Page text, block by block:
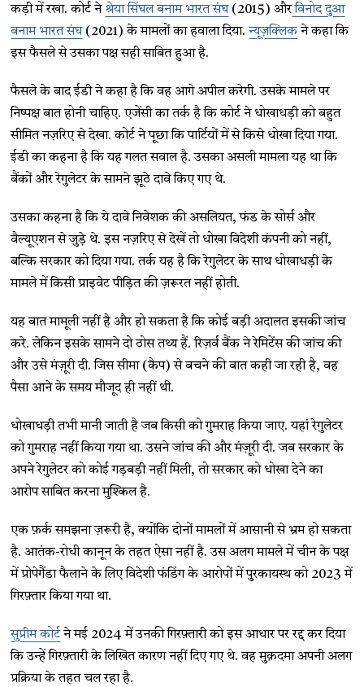
कड़ी में रखा. कोर्ट ने श्रेया सिंघल बनाम भारत संघ(2015) औरविनोद दुआ
बनाम भारत संघ(2021) के मामलों का हवाला दिया.न्यूज़क्लिक ने कहा कि
इस फैसले से उसका पक्ष सही साबित हुआ है.
फैसले के बाद ईडी ने कहा है कि वह आगे अपील करेगी. उसके मामले पर
निष्पक्ष बात होनी चाहिए. एजेंसी का तर्क है कि कोर्ट ने धोखाधड़ी को बहुत
सीमित नज़रिए से देखा. कोर्ट ने पूछा कि पार्टियों में से किसे धोखा दिया गया.
ईडी का कहना है कि यह गलत सवाल है. उसका असली मामला यह था कि
बैंकों और रेगुलेटर के सामने झूठे दावे किए गए थे.
उसका कहना है कि ये दावे निवेशक की असलियत, फंड के सोर्स और
वैल्यूएशन से जुड़े थे. इस नज़रिए से देखें तो धोखा विदेशी कंपनी को नहीं,
बल्कि सरकार को दिया गया. तर्क यह है कि रेगुलेटर के साथ धोखाधड़ी के
मामले में किसी प्राइवेट पीड़ित की ज़रूरत नहीं होती.
यह बात मामूली नहीं है और हो सकता है कि कोई बड़ी अदालत इसकी जांच
करे. लेकिन इसके सामने दो ठोस तथ्य हैं. रिज़र्व बैंक ने रेमिटेंस की जांच की
और उसे मंज़ूरी दी. जिस सीमा (कैप) से बचने की बात कही जा रही है, वह
पैसा आने के समय मौजूद ही नहीं थी.
धोखाधड़ी तभी मानी जाती है जब किसी को गुमराह किया जाए. यहां रेगुलेटर
को गुमराह नहीं किया गया था. उसने जांच की और मंज़ूरी दी. जब सरकार के
अपने रेगुलेटर को कोई गड़बड़ी नहीं मिली, तो सरकार को धोखा देने का
आरोप साबित करना मुश्किल है.
एक फ़र्क समझना ज़रूरी है, क्योंकि दोनों मामलों में आसानी से भ्रम हो सकता
है. आतंक-रोधी कानून के तहत ऐसा नहीं है. उस अलग मामले में चीन के पक्ष
में प्रोपेगैंडा फैलाने के लिए विदेशी फंडिंग के आरोपों में पुरकायस्थ को 2023 में
गिरफ़्तार किया गया था.
सुप्रीम कोर्टने मई 2024 में उनकी गिरफ़्तारी को इस आधार पर रद्द कर दिया
कि उन्हें गिरफ़्तारी के लिखित कारण नहीं दिए गए थे. वह मुक़दमा अपनी अलग
प्रक्रिया के तहत चल रहा है.